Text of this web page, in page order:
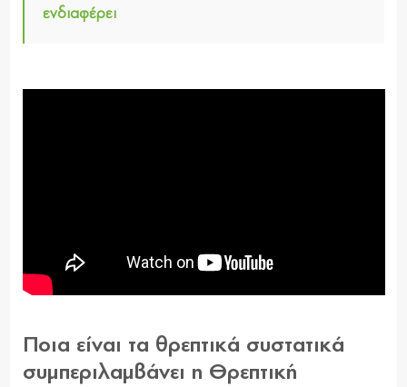
ενδιαφέρει
Ποια είναι τα θρεπτικά συστατικά
συμπεριλαμβάνει η Θρεπτική